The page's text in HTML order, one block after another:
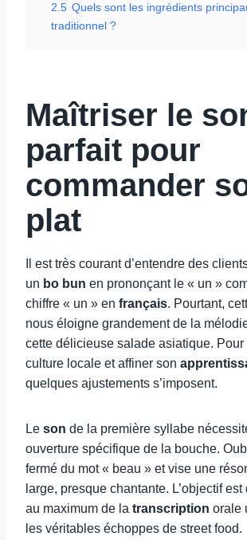
2.5 Quels sont les ingrédients
traditionnel ?
Maîtriser le
parfait pour
commander
plat
Il est très courant d’entendre des
un bo bun en prononçant le « un »
chiffre « un » en français. Pourtant,
nous éloigne grandement de la
cette délicieuse salade asiatique. Pour
culture locale et affiner son
quelques ajustements s’imposent.
Le son de la première syllabe
ouverture spécifique de la bouche.
fermé du mot « beau » et vise une
large, presque chantante. L’objectif est
au maximum de la transcription orale
les véritables échoppes de street food.